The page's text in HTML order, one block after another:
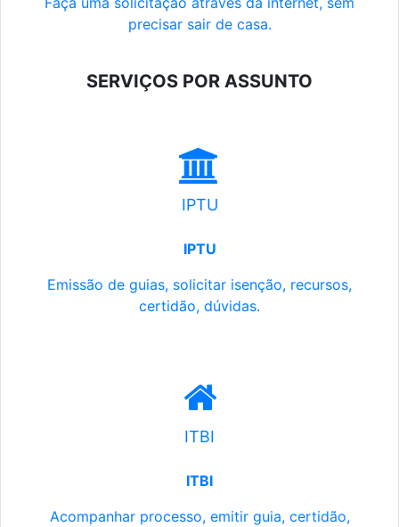
precisar sair de casa.
SERVIÇOS POR ASSUNTO
IPTU
IPTU
Emissão de guias, solicitar isenção, recursos,
certidão, dúvidas.
ITBI
ITBI
Acompanhar processo, emitir guia, certidão,